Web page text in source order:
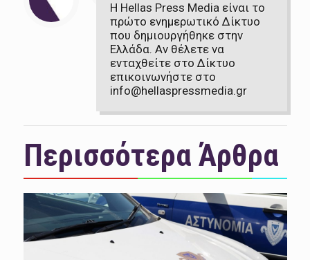
Η Hellas Press Media είναι το
πρώτο ενημερωτικό Δίκτυο
που δημιουργήθηκε στην
Ελλάδα. Αν θέλετε να
ενταχθείτε στο Δίκτυο
επικοινωνήστε στο
info@hellaspressmedia.gr
Περισσότερα Άρθρα